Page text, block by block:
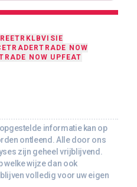
RKLBVISIE
TRADE NOW
NOW UPFEAT
informatie kan op
ontleend. Alle door ons
zijn geheel vrijblijvend.
welke wijze dan ook
volledig voor uw eigen